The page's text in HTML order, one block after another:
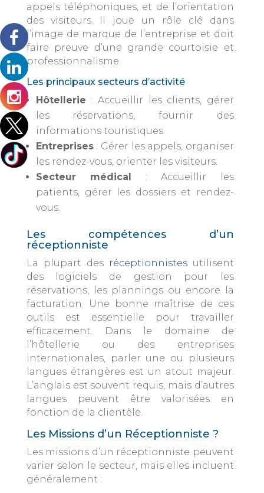
appels téléphoniques, et de l’orientation
des visiteurs. Il joue un rôle clé dans
l’image de marque de l’entreprise et doit
faire preuve d’une grande courtoisie et
professionnalisme.
Les principaux secteurs d’activité
Hôtellerie : Accueillir les clients, gérer
les réservations, fournir des
informations touristiques.
Entreprises: Gérer les appels, organiser
les rendez-vous, orienter les visiteurs.
Secteur médical : Accueillir les
patients, gérer les dossiers et rendez-
vous.
Les compétences d’un
réceptionniste
La plupart des réceptionnistes utilisent
des logiciels de gestion pour les
réservations, les plannings ou encore la
facturation. Une bonne maîtrise de ces
outils est essentielle pour travailler
efficacement. Dans le domaine de
l’hôtellerie ou des entreprises
internationales, parler une ou plusieurs
langues étrangères est un atout majeur.
L’anglais est souvent requis, mais d’autres
langues peuvent être valorisées en
fonction de la clientèle.
Les Missions d’un Réceptionniste ?
Les missions d’un réceptionniste peuvent
varier selon le secteur, mais elles incluent
généralement :